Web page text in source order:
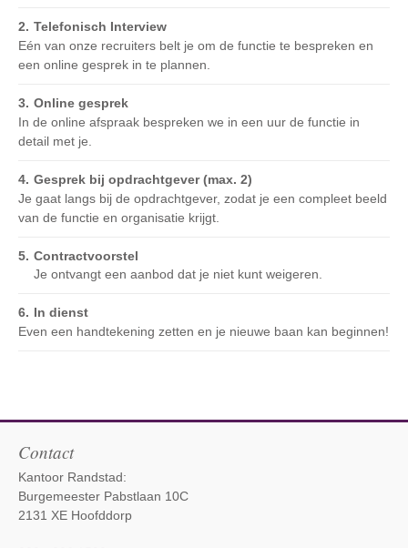
Telefonisch Interview
Eén van onze recruiters belt je om de functie te bespreken en
een online gesprek in te plannen.
Online gesprek
In de online afspraak bespreken we in een uur de functie in
detail met je.
Gesprek bij opdrachtgever (max. 2)
Je gaat langs bij de opdrachtgever, zodat je een compleet beeld
van de functie en organisatie krijgt.
Contractvoorstel
Je ontvangt een aanbod dat je niet kunt weigeren.
In dienst
Even een handtekening zetten en je nieuwe baan kan beginnen!
Contact
Kantoor Randstad:
Burgemeester Pabstlaan 10C
2131 XE Hoofddorp